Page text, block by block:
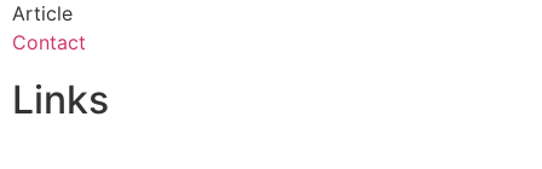
Article
Contact
Links